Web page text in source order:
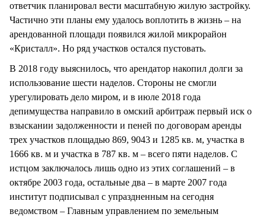
ответчик планировал вести масштабную жилую застройку.
Частично эти планы ему удалось воплотить в жизнь – на
арендованной площади появился жилой микрорайон
«Кристалл». Но ряд участков остался пустовать.
В 2018 году выяснилось, что арендатор накопил долги за
использование шести наделов. Стороны не смогли
урегулировать дело миром, и в июле 2018 года
депимущества направило в омский арбитраж первый иск о
взыскании задолженности и пеней по договорам аренды
трех участков площадью 869, 9043 и 1285 кв. м, участка в
1666 кв. м и участка в 787 кв. м – всего пяти наделов. С
истцом заключалось лишь одно из этих соглашений – в
октябре 2003 года, остальные два – в марте 2007 года
институт подписывал с упраздненным на сегодня
ведомством – Главным управлением по земельным